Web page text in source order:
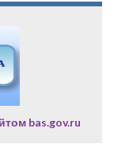
bas.gov.ru